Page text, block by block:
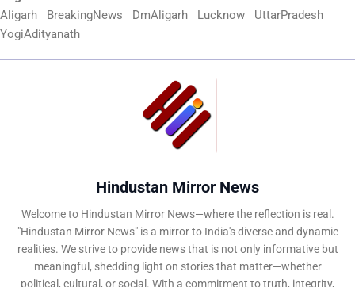
Aligarh BreakingNews DmAligarh Lucknow
UttarPradesh
YogiAdityanath
Hindustan Mirror News
Welcome to Hindustan Mirror News—where the reflection is real.
"Hindustan Mirror News" is a mirror to India's diverse and dynamic
realities. We strive to provide news that is not only informative but
meaningful, shedding light on stories that matter—whether
political, cultural, or social. With a commitment to truth, integrity,